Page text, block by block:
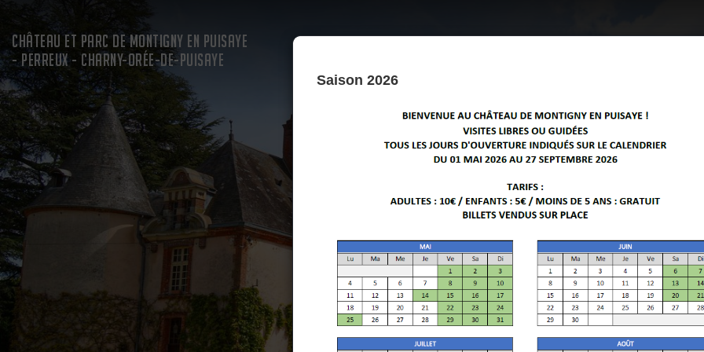
CHÂTEAU ET PARC DE MONTIGNY EN PUISAYE
- PERREUX - CHARNY-ORÉE-DE-PUISAYE
Saison 2026